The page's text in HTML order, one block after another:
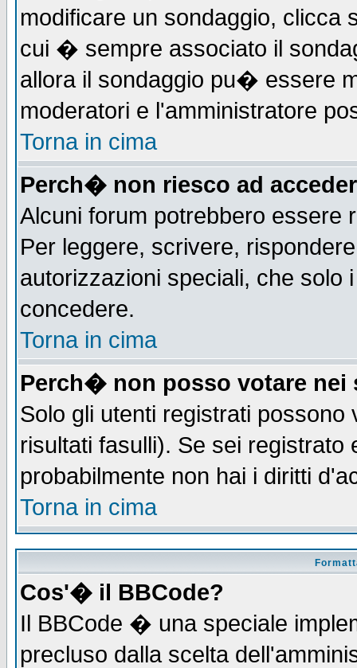
modificare un sondaggio, clicca
cui � sempre associato il
allora il sondaggio pu� essere
moderatori e l'amministratore
Torna in cima
Perch� non riesco ad
Alcuni forum potrebbero essere
Per leggere, scrivere,
autorizzazioni speciali, che solo
concedere.
Torna in cima
Perch� non posso votare nei
Solo gli utenti registrati
risultati fasulli). Se sei
probabilmente non hai i diritti
Torna in cima
Cos'� il BBCode?
Il BBCode � una speciale
precluso dalla scelta